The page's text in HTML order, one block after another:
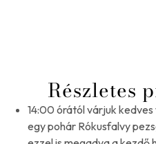
Részletes
14:00 órától várjuk
egy pohár Rókusfalvy